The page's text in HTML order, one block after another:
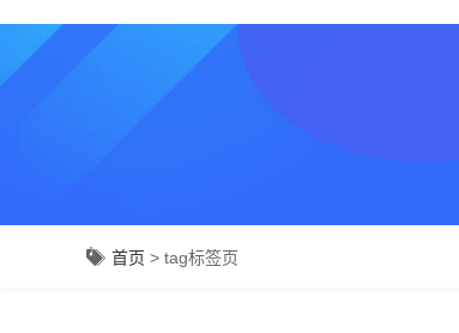
首页 > tag标签页